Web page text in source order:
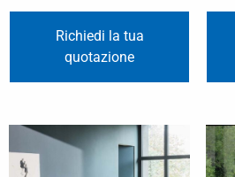
Richiedi la tua
quotazione